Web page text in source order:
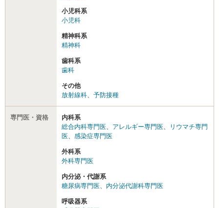
小児科系
小児科
精神科系
精神科
歯科系
歯科
その他
放射線科
予防接種
専門医・資格
内科系
総合内科専門医
アレルギー専門医
リウマチ専門
医
感染症専門医
外科系
外科専門医
内分泌・代謝系
糖尿病専門医
内分泌代謝科専門医
呼吸器系